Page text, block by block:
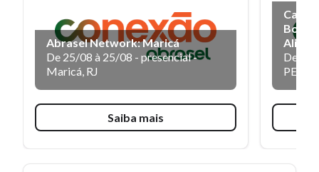
Abrasel Network: Maricá
De 25/08 à 25/08 - presencial-
Maricá, RJ
Saiba mais
Boas
De
PE